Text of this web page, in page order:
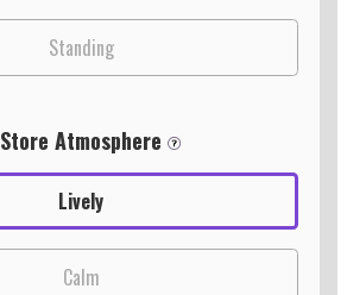
Standing
Store Atmosphere
Lively
Calm